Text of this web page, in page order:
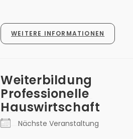
WEITERE INFORMATIONEN
Weiterbildung
Professionelle
Hauswirtschaft
Nächste Veranstaltung